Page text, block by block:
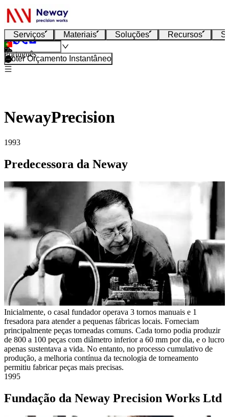
Serviços Materiais Soluções Recursos
Português
Obter Orçamento Instantâneo
NewayPrecision
1993
Predecessora da Neway
Inicialmente, o casal fundador operava 3 tornos manuais e 1
fresadora para atender a pequenas fábricas locais. Forneciam
principalmente peças torneadas comuns. Cada torno podia produzir
de 800 a 100 peças com diâmetro inferior a 60 mm por dia, e o lucro
apenas sustentava a vida. No entanto, no processo cumulativo de
produção, a melhoria contínua da tecnologia de torneamento
permitiu fabricar peças mais precisas.
1995
Fundação da Neway Precision Works Ltd